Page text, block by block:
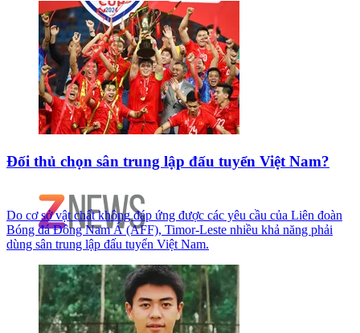
Đối thủ chọn sân trung lập đấu tuyển Việt Nam?
Do cơ sở vật chất không đáp ứng được các yêu cầu của Liên đoàn
Bóng đá Đông Nam Á (AFF), Timor-Leste nhiều khả năng phải
dùng sân trung lập đấu tuyển Việt Nam.